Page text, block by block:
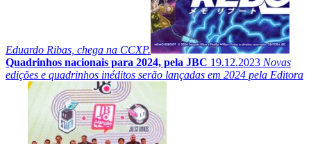
Eduardo Ribas, chega na CCXP.
Quadrinhos nacionais para 2024, pela JBC 19.12.2023 Novas
edições e quadrinhos inéditos serão lançadas em 2024 pela Editora